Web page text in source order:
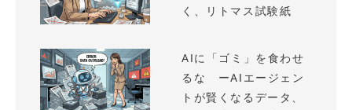
く、リトマス試験紙
AIに「ゴミ」を食わせ
るな ーAIエージェン
トが賢くなるデータ、